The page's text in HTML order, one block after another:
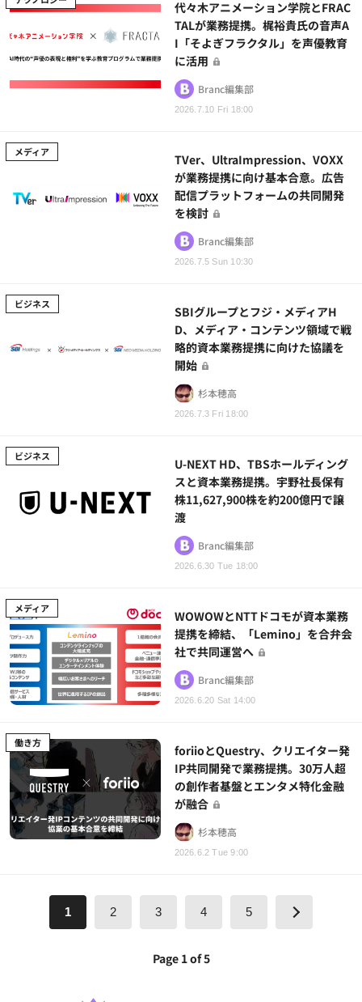
2026.7.10 Fri 18:00
代々木アニメーション学院とFRAC
TALが業務提携。梶裕貴氏の音声A
I「そよぎフラクタル」を声優教育
に活用
Branc編集部
メディア
2026.7.5 Sun 10:30
TVer、UltraImpression、VOXX
が業務提携に向け基本合意。広告
配信プラットフォームの共同開発
を検討
Branc編集部
ビジネス
2026.7.3 Fri 18:00
SBIグループとフジ・メディアH
D、メディア・コンテンツ領域で戦
略的資本業務提携に向けた協議を
開始
杉本穂高
ビジネス
2026.6.30 Tue 18:00
U-NEXT HD、TBSホールディング
スと資本業務提携。宇野社長保有
株11,627,900株を約200億円で譲
渡
Branc編集部
メディア
2026.6.20 Sat 14:00
WOWOWとNTTドコモが資本業務
提携を締結、「Lemino」を合弁会
社で共同運営へ
Branc編集部
働き方
2026.6.2 Tue 9:00
foriioとQuestry、クリエイター発
IP共同開発で業務提携。30万人超
の創作者基盤とエンタメ特化金融
が融合
杉本穂高
1 2 3 4 5
Page 1 of 5